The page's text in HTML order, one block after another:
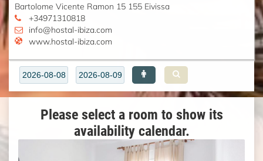
Bartolome Vicente Ramon 15 155 Eivissa
+34971310818
info@hostal-ibiza.com
www.hostal-ibiza.com
Please select a room to show its
availability calendar.